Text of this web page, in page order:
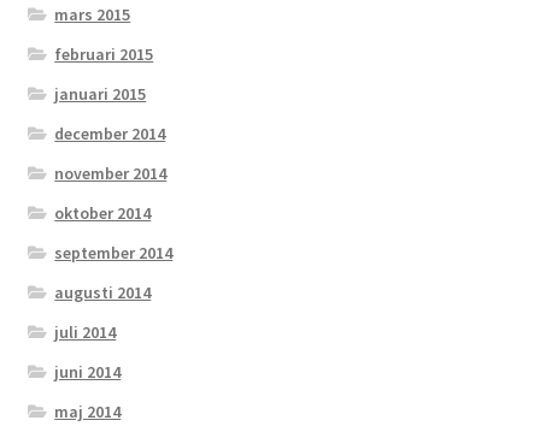
mars 2015
februari 2015
januari 2015
december 2014
november 2014
oktober 2014
september 2014
augusti 2014
juli 2014
juni 2014
maj 2014